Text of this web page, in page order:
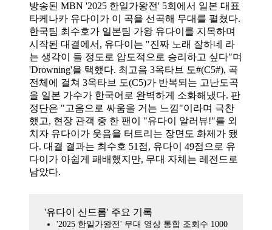
방송된 MBN '2025 한일가왕전' 5회에서 일본 대표
타케나카 유다이가 이 곡을 선곡해 무대를 펼쳤다.
한국팀 최수호가 일본팀 가왕 유다이를 지목하며
시작된 대결에서, 유다이는 "진짜 노래 잘하네 라
는 생각이 들 정도로 압도적으로 승리하고 싶다"며
'Drowning'을 택했다. 최고음 3옥타브 도#(C5#), 곡
전체에 걸쳐 3옥타브 도(C5)가 반복되는 고난도곡
을 일본 가수가 한국어로 완벽하게 소화해냈다. 판
정단은 "고음으로 싸움을 거는 느낌"이라며 극찬
했고, 현장 관객 중 한 팬이 "유다이 알러뷰!"를 외
치자 유다이가 웃음을 터트리는 장면도 화제가 됐
다. 대결 결과는 최수호 51점, 유다이 49점으로 유
다이가 아쉽게 패배했지만, 무대 자체는 레전드로
남았다.
'유다이 신드롬' 주요 기록
'2025 한일가왕전' 무대 영상 통합 조회수 1000